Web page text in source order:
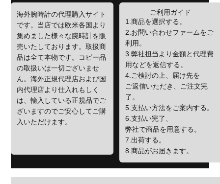
海外腕時計の代理購入サイト
です。当店では欧米各国より
集めました様々な腕時計を販
売いたしております。取扱商
品は全て本物です。コピー品
の取扱いは一切ございませ
ん。海外正規代理店および国
内代理店より仕入れもしく
は、輸入している正規品でご
ざいますのでご安心してご購
入いただけます。
ご利用ガイド
1.商品を選択する。
2.お問い合わせファームをご
利用。
3.弊社担当より金額と代理費
用などを返信する。
4.ご検討の上、届け先を
ご返信いただき、ご注文完
了。
5.支払い方法をご案内する。
6.支払い完了、
弊社で商品を用意する。
7.出荷する。
8.商品がお届きます。